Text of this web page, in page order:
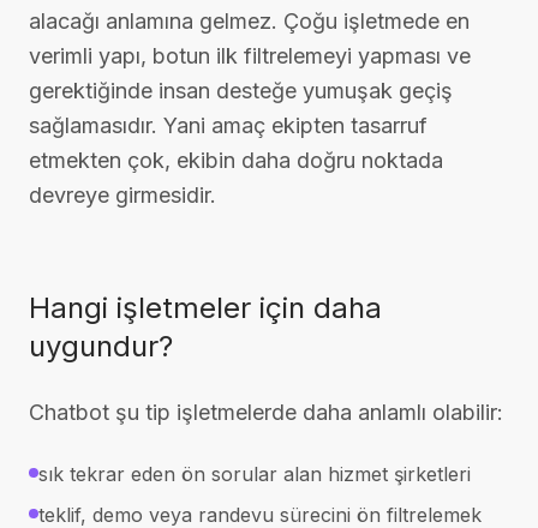
alacağı anlamına gelmez. Çoğu işletmede en
verimli yapı, botun ilk filtrelemeyi yapması ve
gerektiğinde insan desteğe yumuşak geçiş
sağlamasıdır. Yani amaç ekipten tasarruf
etmekten çok, ekibin daha doğru noktada
devreye girmesidir.
Hangi işletmeler için daha
uygundur?
Chatbot şu tip işletmelerde daha anlamlı olabilir:
sık tekrar eden ön sorular alan hizmet şirketleri
teklif, demo veya randevu sürecini ön filtrelemek